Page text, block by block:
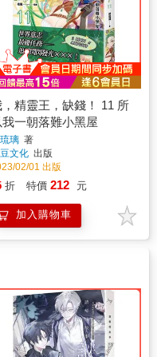
，精靈王，缺錢！ 11 所
我一朝落難小黑屋
璃 著
文化 出版
02/01 出版
折 特價 212 元
加入購物車